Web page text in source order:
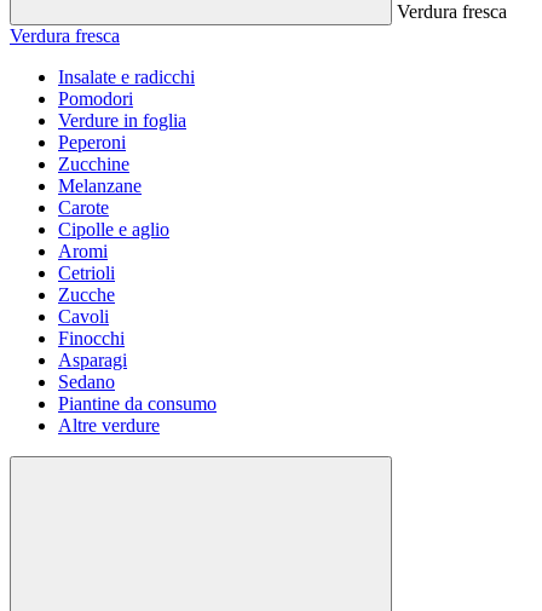
Verdura fresca
Verdura fresca
Insalate e radicchi
Pomodori
Verdure in foglia
Peperoni
Zucchine
Melanzane
Carote
Cipolle e aglio
Aromi
Cetrioli
Zucche
Cavoli
Finocchi
Asparagi
Sedano
Piantine da consumo
Altre verdure